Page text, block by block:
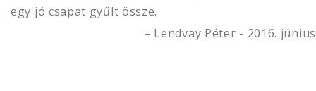
egy jó csapat gyűlt össze.
Lendvay Péter - 2016. június